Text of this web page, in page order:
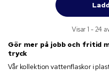
Visar 1 - 24
Gör mer på jobb och fritid
tryck
Vår kollektion vattenflaskor i